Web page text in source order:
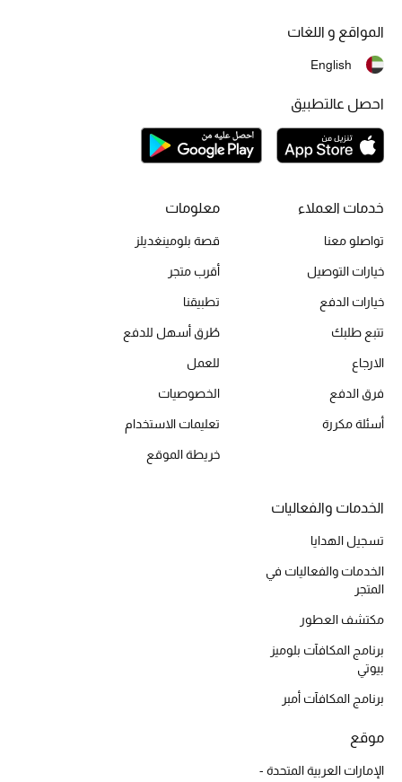
الموسم الجديد
دليل ملتزمات الحقائب
حقائب الأطفال
أبرز المصممين
أبرز الحقائب
تشكيلة الأحذية
الأحذية الرجالية
أحذية للأطفال
أبرز المصممين
خدمات العملاء
تواصلو معنا
خيارات التوصيل
خيارات الدفع
تتبع طلبك
الارجاع
فرق الدفع
أسئلة مكررة
معلومات
قصة بلومينغديلز
أقرب متجر
تطبيقنا
طُرق أسهل للدفع
للعمل
الخصوصيات
تعليمات الاستخدام
خريطة الموقع
الخدمات والفعاليات
تسجيل الهدايا
الخدمات والفعاليات في
المتجر
مكتشف العطور
برنامج المكافآت بلوميز
بيوتي
برنامج المكافآت أمبر
موقع
الإمارات العربية المتحدة -
المواقع و اللغات
English
احصل عالتطبيق